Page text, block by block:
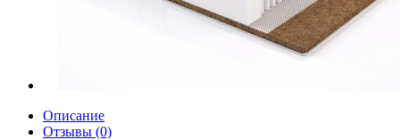
Описание
Отзывы (0)